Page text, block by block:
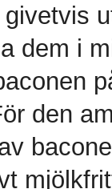
givetvis
dem i
den